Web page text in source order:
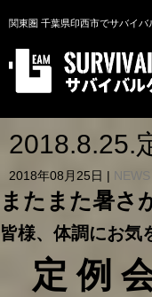
関東圏 千葉県印西市でサバイバ
2018.8.25.
2018年08月25日
またまた暑さ
皆様、体調にお気
定 例